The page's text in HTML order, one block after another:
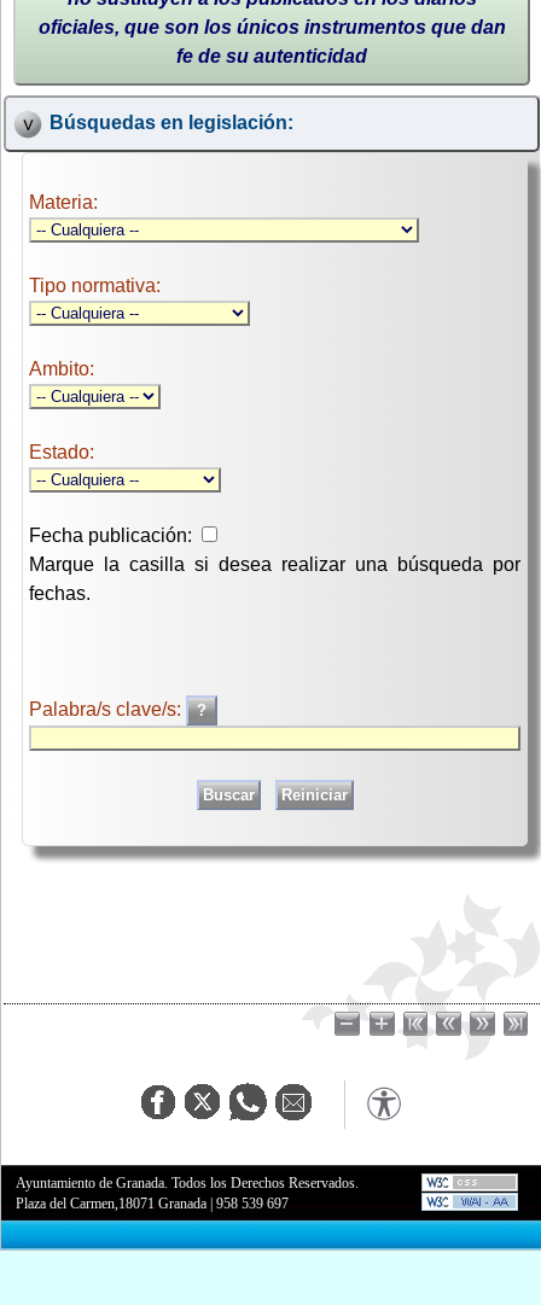
oficiales, que son los únicos instrumentos que dan
fe de su autenticidad
Búsquedas en legislación:
Materia:
Tipo normativa:
Ambito:
Estado:
Fecha publicación:
Marque la casilla si desea realizar una búsqueda por
fechas.
Palabra/s clave/s:
Ayuntamiento de Granada. Todos los Derechos Reservados.
Plaza del Carmen,18071 Granada |958 539 697